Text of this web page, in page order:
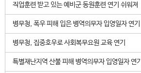
직업훈련 받고 있는 예비군 동원훈련 연기 쉬워져
병무청, 폭우 피해 입은 병역의무자 입영일자 연기
병무청, 집중호우로 사회복무요원 교육 연기
특별재난지역 산불 피해 병역의무자 입영일자 연기